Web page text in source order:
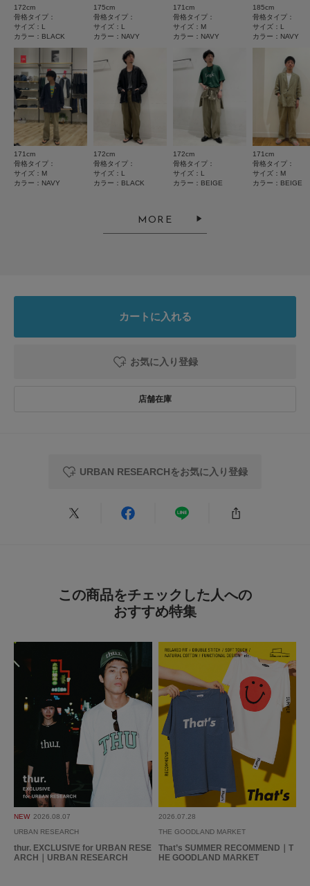
お気に入り登録された商品は、マイページにて現在の価格情報や在庫状況の
確認が可能です。
お買い物リストの管理にぜひご利用ください。
素材感
透け感 : ややあり
伸縮性 : なし
裏地 : なし
光沢 : なし
ポケット : あり
とじる
とじる
小さい
大きい
悪い
軽い
表示：新しい順
参考になった 0
サイズ：L
夏に快適に着れる長袖は重宝します。
参考になった
2026.5.25
フレンチリネン
サイズ：M
たけ
リネン100で、真夏でも羽織として使えそうです！着回しもしやすいです。
参考になった 0 Like! 0
172cm
骨格タイプ：
サイズ：L
カラー：BLACK
171cm
骨格タイプ：
サイズ：M
カラー：NAVY
175cm
骨格タイプ：
サイズ：L
カラー：NAVY
172cm
骨格タイプ：
サイズ：L
カラー：BLACK
171cm
骨格タイプ：
サイズ：M
カラー：NAVY
172cm
骨格タイプ：
サイズ：L
カラー：BEIGE
185cm
骨格タイプ：
サイズ：L
カラー：NAVY
171cm
骨格タイプ：
サイズ：M
カラー：BEIGE
MORE
カートに入れる
お気に入り登録
URBAN RESEARCHをお気に入り登録
この商品をチェックした人への
おすすめ特集
NEW 2026.08.07
URBAN RESEARCH
thur. EXCLUSIVE for URBAN RESE
ARCH｜URBAN RESEARCH
2026.07.28
THE GOODLAND MARKET
That’s SUMMER RECOMMEND｜T
HE GOODLAND MARKET